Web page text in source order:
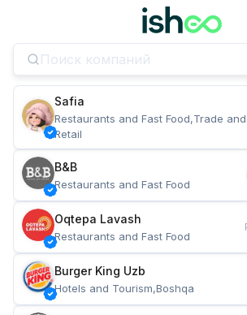
Safia
Restaurants and Fast Food,Trade and
Retail
B&B
Restaurants and Fast Food
Oqtepa Lavash
Restaurants and Fast Food
Burger King Uzb
Hotels and Tourism,Boshqa